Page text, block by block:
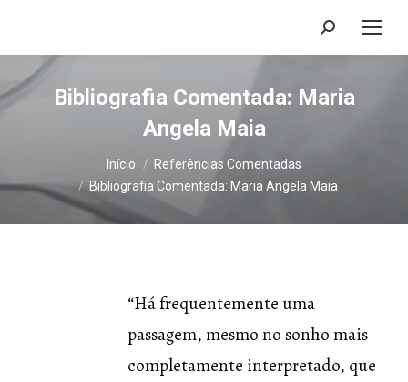
Search:
Bibliografia Comentada: Maria
Angela Maia
Você está aqui:
Início
Referências Comentadas
Bibliografia Comentada: Maria Angela Maia
“Há frequentemente uma
passagem, mesmo no sonho mais
completamente interpretado, que